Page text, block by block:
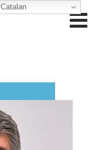
Catalan